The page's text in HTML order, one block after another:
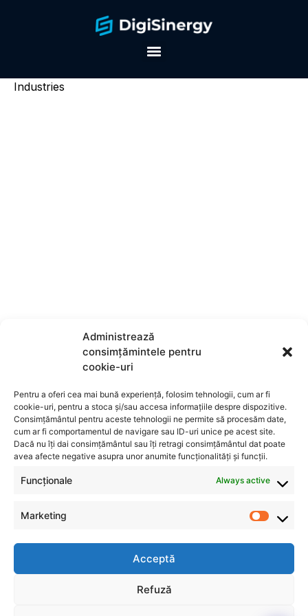
Administrează
consimțămintele pentru
cookie-uri
Pentru a oferi cea mai bună experiență, folosim tehnologii, cum ar fi
cookie-uri, pentru a stoca și/sau accesa informațiile despre dispozitive.
Consimțământul pentru aceste tehnologii ne permite să procesăm date,
cum ar fi comportamentul de navigare sau ID-uri unice pe acest site.
Dacă nu îți dai consimțământul sau îți retragi consimțământul dat poate
avea afecte negative asupra unor anumite funcționalități și funcții.
Funcționale Always active
Marketing
Acceptă
Refuză
Industries
CONTACT